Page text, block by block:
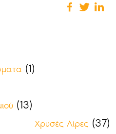
(1)
(13)
Χρυσές Λίρες (37)